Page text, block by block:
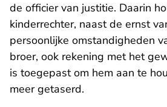
de officier van justitie. Daarin
kinderrechter, naast de ernst
persoonlijke omstandigheden
broer, ook rekening met het
is toegepast om hem aan te
meer getaserd.